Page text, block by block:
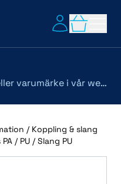
/ Koppling & slang
/ PU / Slang PU